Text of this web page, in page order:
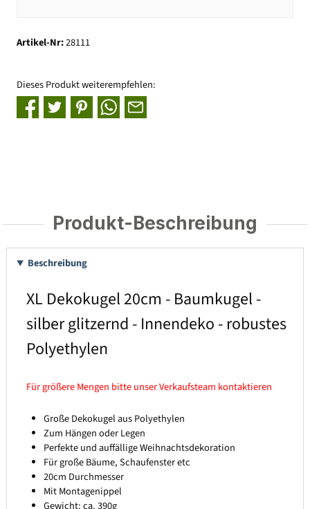
Artikel-Nr:28111
Dieses Produkt weiterempfehlen:
Produkt-Beschreibung
Beschreibung
XL Dekokugel 20cm - Baumkugel -
silber glitzernd - Innendeko - robustes
Polyethylen
Für größere Mengen bitte unser Verkaufsteam kontaktieren
Große Dekokugel aus Polyethylen
Zum Hängen oder Legen
Perfekte und auffällige Weihnachtsdekoration
Für große Bäume, Schaufenster etc
20cm Durchmesser
Mit Montagenippel